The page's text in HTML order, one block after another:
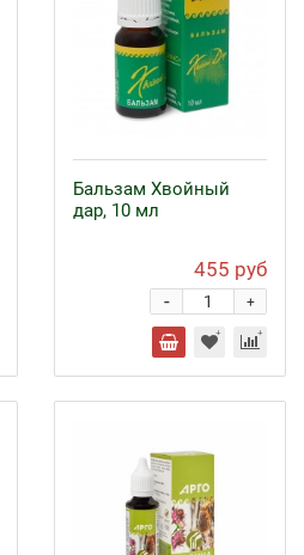
Бальзам Хвойный
дар, 10 мл
455 руб
+
-